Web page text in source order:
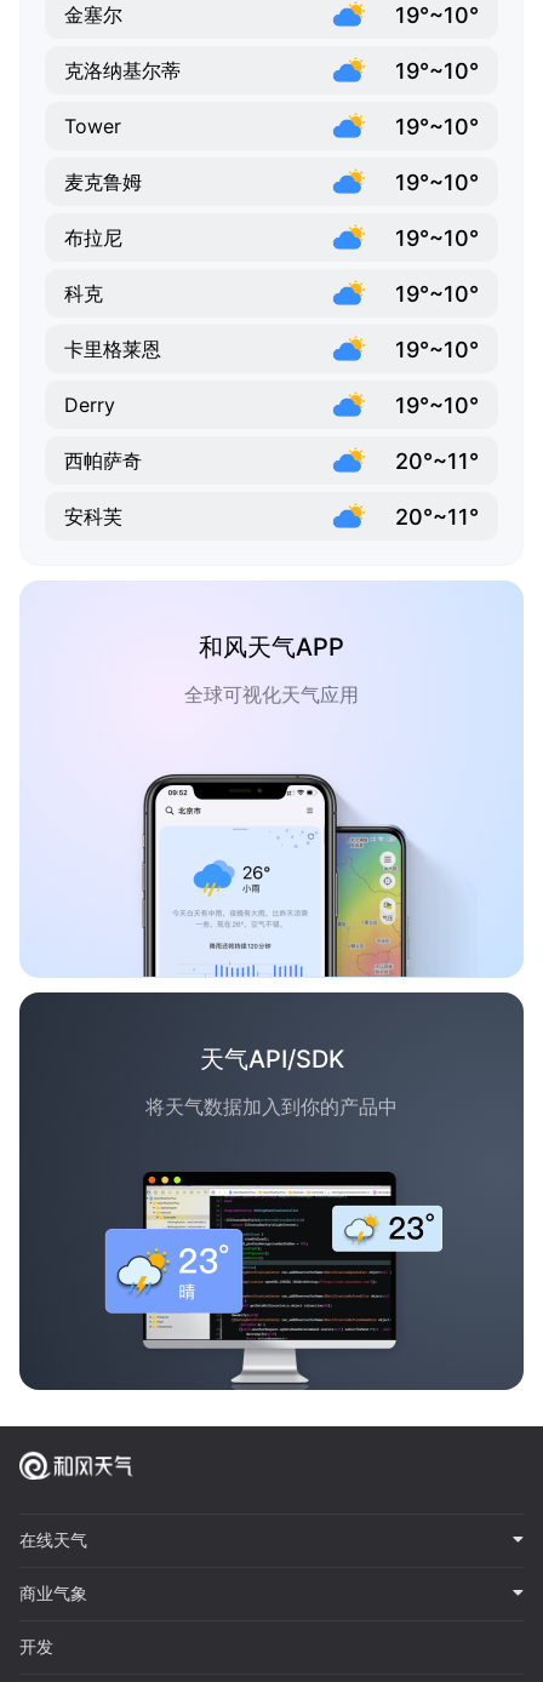
金塞尔 19°~10°
克洛纳基尔蒂 19°~10°
Tower 19°~10°
麦克鲁姆 19°~10°
布拉尼 19°~10°
科克 19°~10°
卡里格莱恩 19°~10°
Derry 19°~10°
西帕萨奇 20°~11°
安科芙 20°~11°
和风天气APP
全球可视化天气应用
天气API/SDK
将天气数据加入到你的产品中
在线天气
商业气象
开发